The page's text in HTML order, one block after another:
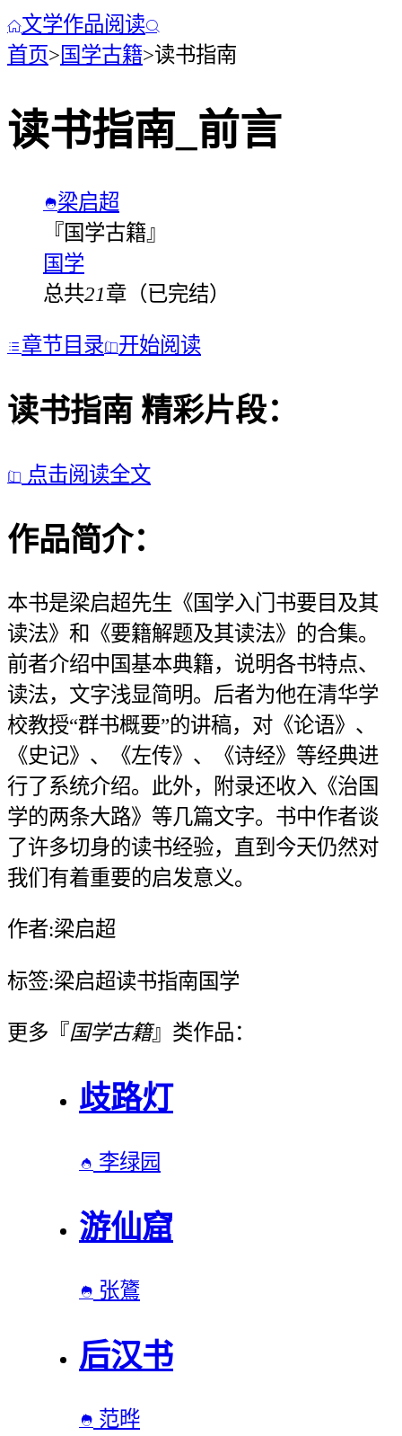
文学作品阅读
首页>国学古籍>读书指南
读书指南 前言
梁启超
『国学古籍 』
国学
总共21章（已完结）
 章节目录开始阅读
读书指南 精彩片段：
 点击阅读全文
作品简介：
本书是梁启超先生《国学入门书要目及其
读法》和《要籍解题及其读法》的合集。
前者介绍中国基本典籍，说明各书特点、
读法，文字浅显简明。后者为他在清华学
校教授“群书概要”的讲稿，对《论语》、
《史记》、《左传》、《诗经》等经典进
行了系统介绍。此外，附录还收入《治国
学的两条大路》等几篇文字。书中作者谈
了许多切身的读书经验，直到今天仍然对
我们有着重要的启发意义。
作者:梁启超
标签:梁启超读书指南国学
更多『 国学古籍』类作品：
歧路灯
 李绿园
游仙窟
 张鷟
后汉书
 范晔